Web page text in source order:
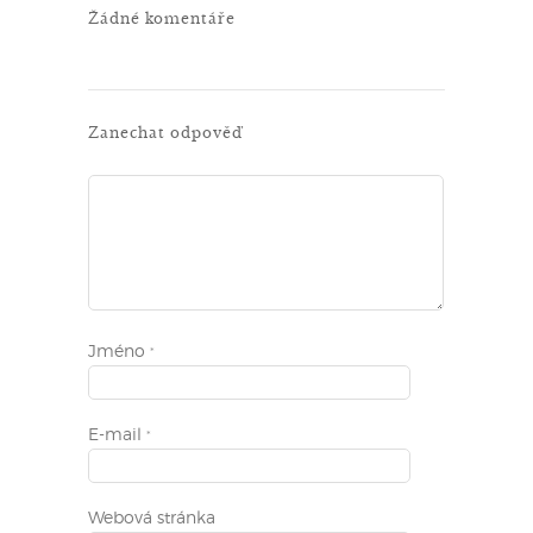
Žádné komentáře
Zanechat odpověď
Jméno *
E-mail *
Webová stránka